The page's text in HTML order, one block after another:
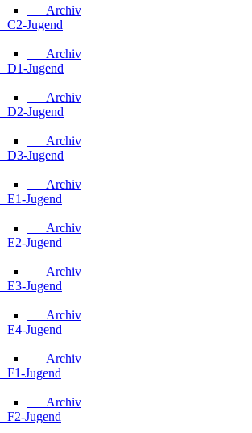
Archiv
C2-Jugend
Archiv
D1-Jugend
Archiv
D2-Jugend
Archiv
D3-Jugend
Archiv
E1-Jugend
Archiv
E2-Jugend
Archiv
E3-Jugend
Archiv
E4-Jugend
Archiv
F1-Jugend
Archiv
F2-Jugend